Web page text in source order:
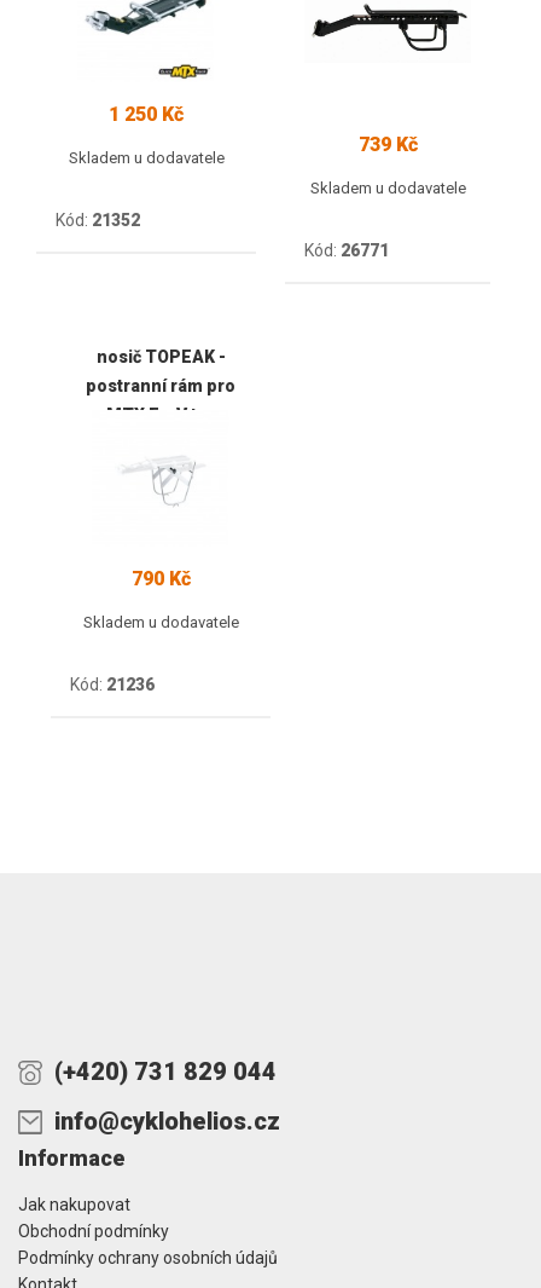
1 250 Kč
Skladem u dodavatele
Kód: 21352
739 Kč
Skladem u dodavatele
Kód: 26771
nosič TOPEAK -
postranní rám pro
MTX E a V typ
790 Kč
Skladem u dodavatele
Kód: 21236
(+420) 731 829 044
info@cyklohelios.cz
Informace
Jak nakupovat
Obchodní podmínky
Podmínky ochrany osobních údajů
Kontakt